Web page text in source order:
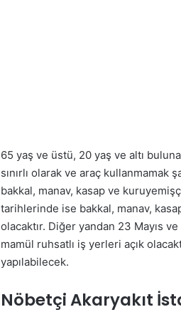
65 yaş ve üstü, 20 yaş ve altı
sınırlı olarak ve araç
bakkal, manav, kasap ve
tarihlerinde ise bakkal, manav,
olacaktır. Diğer yandan 23 Mayıs
mamül ruhsatlı iş yerleri açık
yapılabilecek.
Nöbetçi Akaryakıt